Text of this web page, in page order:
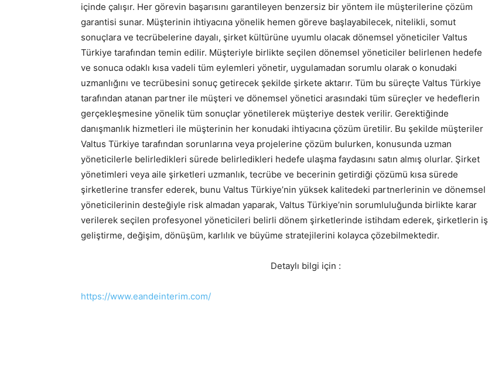
içinde çalışır. Her görevin başarısını garantileyen benzersiz bir yöntem ile müşterilerine çözüm
garantisi sunar. Müşterinin ihtiyacına yönelik hemen göreve başlayabilecek, nitelikli, somut
sonuçlara ve tecrübelerine dayalı, şirket kültürüne uyumlu olacak dönemsel yöneticiler Valtus
Türkiye tarafından temin edilir. Müşteriyle birlikte seçilen dönemsel yöneticiler belirlenen hedefe
ve sonuca odaklı kısa vadeli tüm eylemleri yönetir, uygulamadan sorumlu olarak o konudaki
uzmanlığını ve tecrübesini sonuç getirecek şekilde şirkete aktarır. Tüm bu süreçte Valtus Türkiye
tarafından atanan partner ile müşteri ve dönemsel yönetici arasındaki tüm süreçler ve hedeflerin
gerçekleşmesine yönelik tüm sonuçlar yönetilerek müşteriye destek verilir. Gerektiğinde
danışmanlık hizmetleri ile müşterinin her konudaki ihtiyacına çözüm üretilir. Bu şekilde müşteriler
Valtus Türkiye tarafından sorunlarına veya projelerine çözüm bulurken, konusunda uzman
yöneticilerle belirledikleri sürede belirledikleri hedefe ulaşma faydasını satın almış olurlar. Şirket
yönetimleri veya aile şirketleri uzmanlık, tecrübe ve becerinin getirdiği çözümü kısa sürede
şirketlerine transfer ederek, bunu Valtus Türkiye’nin yüksek kalitedeki partnerlerinin ve dönemsel
yöneticilerinin desteğiyle risk almadan yaparak, Valtus Türkiye’nin sorumluluğunda birlikte karar
verilerek seçilen profesyonel yöneticileri belirli dönem şirketlerinde istihdam ederek, şirketlerin iş
geliştirme, değişim, dönüşüm, karlılık ve büyüme stratejilerini kolayca çözebilmektedir.
Detaylı bilgi için :
https://www.eandeinterim.com/